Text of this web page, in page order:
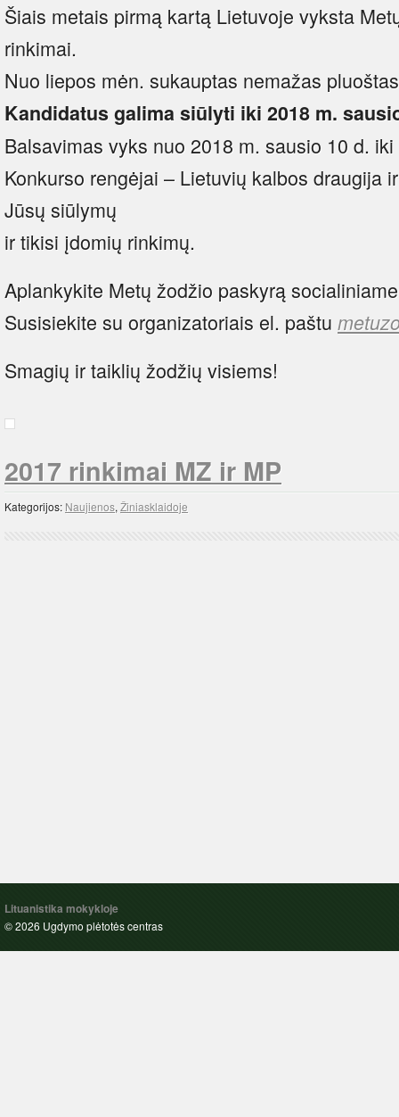
Šiais metais pirmą kartą Lietuvoje vyksta
rinkimai.
Nuo liepos mėn. sukauptas nemažas
Kandidatus galima siūlyti iki 2018 m.
Balsavimas vyks nuo 2018 m. sausio 10 d.
Konkurso rengėjai – Lietuvių kalbos draugija
Jūsų siūlymų
ir tikisi įdomių rinkimų.
Aplankykite Metų žodžio paskyrą
Susisiekite su organizatoriais el. paštu
Smagių ir taiklių žodžių visiems!
2017 rinkimai MZ ir MP
Kategorijos: Naujienos, Žiniasklaidoje
Lituanistika mokykloje
© 2026 Ugdymo plėtotės centras